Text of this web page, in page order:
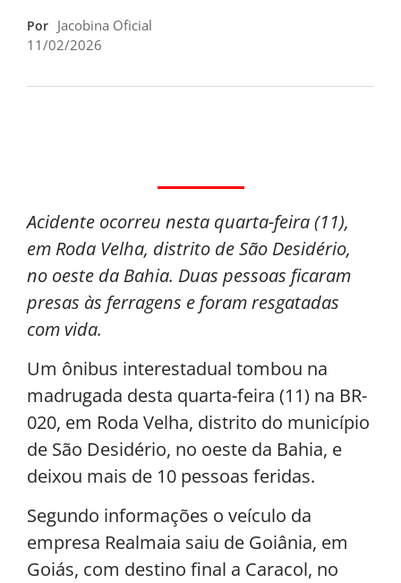
Por Jacobina Oficial
11/02/2026
Acidente ocorreu nesta quarta-feira (11),
em Roda Velha, distrito de São Desidério,
no oeste da Bahia. Duas pessoas ficaram
presas às ferragens e foram resgatadas
com vida.
Um ônibus interestadual tombou na
madrugada desta quarta-feira (11) na BR-
020, em Roda Velha, distrito do município
de São Desidério, no oeste da Bahia, e
deixou mais de 10 pessoas feridas.
Segundo informações o veículo da
empresa Realmaia saiu de Goiânia, em
Goiás, com destino final a Caracol, no